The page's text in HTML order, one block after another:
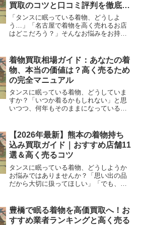
買取のコツと口コミ評判を徹底解
説
「タンスに眠っている着物、どうしよ
う…」「名古屋で着物を高く売れるお店
はどこだろう？」そんなお悩みをお持ち
着物も、ライフスタイルの変化とともに
着用機会が減り、多くがタン...
着物買取相場ガイド：あなたの着
物、本当の価値は？高く売るため
の完全マニュアル
タンスに眠っている着物、どうしていま
すか？「いつか着るかもしれない」と思
いつつ、何年もそのままになっている方
上の価値がつくかもしれません。しか
し、着物の価値は種類や状態...
【2026年最新】熊本の着物持ち
込み買取ガイド｜おすすめ店舗11
選＆高く売るコツ
タンスに眠っている着物、どうしようか
お悩みではありませんか？「思い出の品
だから大切に扱ってほしい」「でも、ど
なたへ。この記事では、2026年2月現在の
最新情報に基づき、...
豊橋で眠る着物を高価買取へ！お
すすめ業者ランキングと高く売る